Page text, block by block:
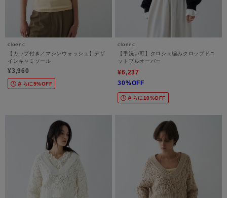
cloenc
【カップ付き／マシンウォッシュ】デザ
インキャミソール
¥3,960
さらに5%OFF
cloenc
【手洗い可】クロシェ編みクロップドニ
ットプルオーバー
¥6,237
30%OFF
さらに10%OFF